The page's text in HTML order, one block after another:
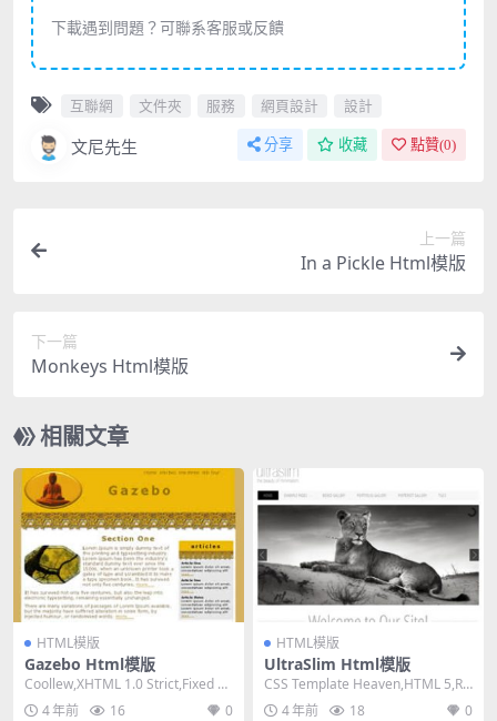
下載遇到問題？可聯系客服或反饋
互聯網 文件夾 服務 網頁設計 設計
文尼先生 分享 收藏 點贊(0)
上一篇
In a Pickle Html模版
下一篇
Monkeys Html模版
相關文章
HTML模版
Gazebo Html模版
Coollew,XHTML 1.0 Strict,Fixed Wi
dth, 2 ...
4 年前 16 0
HTML模版
UltraSlim Html模版
CSS Template Heaven,HTML 5,Re
sponsive, 2...
4 年前 18 0